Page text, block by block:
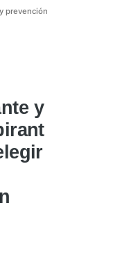
prevención
y